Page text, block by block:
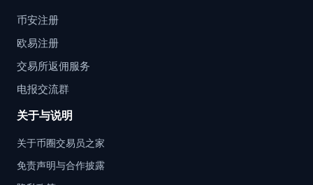
币安注册
欧易注册
交易所返佣服务
电报交流群
关于与说明
关于币圈交易员之家
免责声明与合作披露